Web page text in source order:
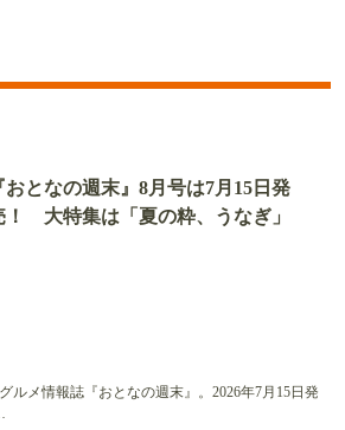
おとなの週末』8月号は7月15日発
！ 大特集は「夏の粋、うなぎ」
ルメ情報誌『おとなの週末』。2026年7月15日発